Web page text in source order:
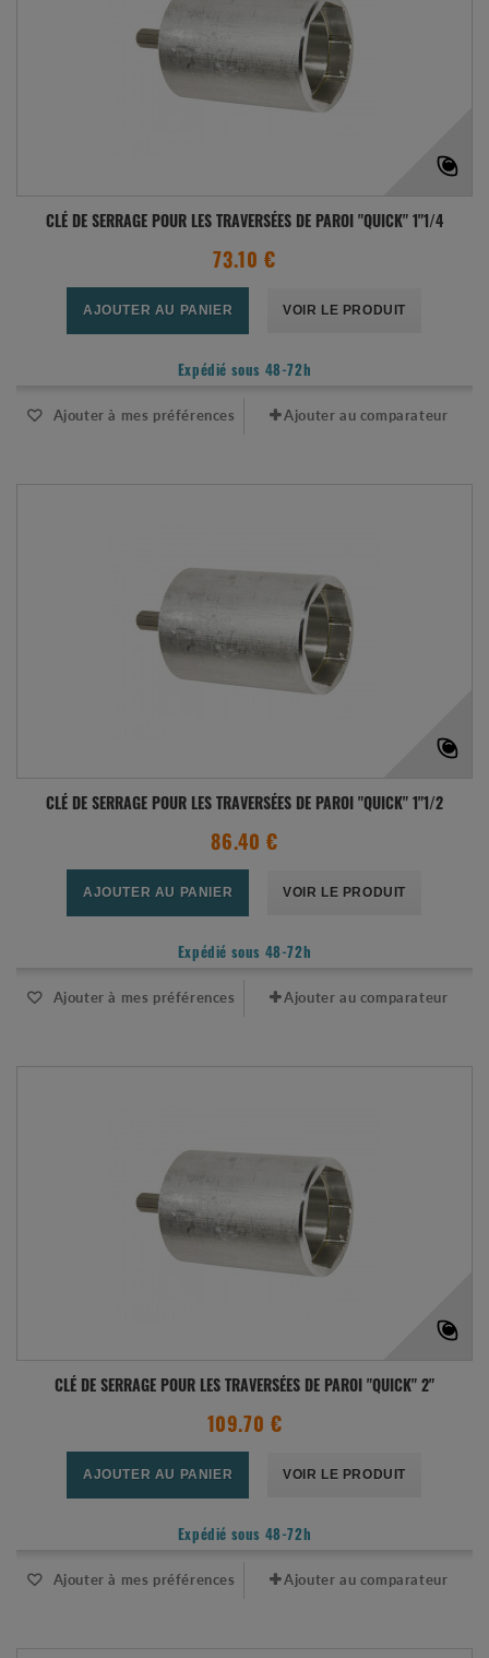
CLÉ DE SERRAGE POUR LES TRAVERSÉES DE PAROI "QUICK" 1"1/4
73.10 €
AJOUTER AU PANIER VOIR LE PRODUIT
Expédié sous 48-72h
Ajouter à mes préférences Ajouter au comparateur
CLÉ DE SERRAGE POUR LES TRAVERSÉES DE PAROI "QUICK" 1"1/2
86.40 €
AJOUTER AU PANIER VOIR LE PRODUIT
Expédié sous 48-72h
Ajouter à mes préférences Ajouter au comparateur
CLÉ DE SERRAGE POUR LES TRAVERSÉES DE PAROI "QUICK" 2"
109.70 €
AJOUTER AU PANIER VOIR LE PRODUIT
Expédié sous 48-72h
Ajouter à mes préférences Ajouter au comparateur